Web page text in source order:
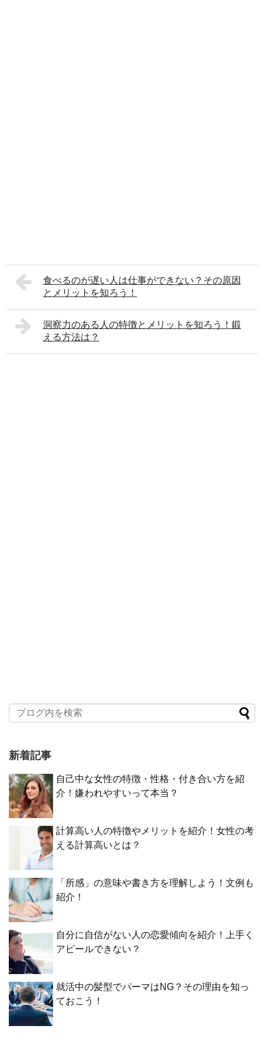
食べるのが遅い人は仕事ができない？その原因
とメリットを知ろう！
洞察力のある人の特徴とメリットを知ろう！鍛
える方法は？
新着記事
自己中な女性の特徴・性格・付き合い方を紹
介！嫌われやすいって本当？
計算高い人の特徴やメリットを紹介！女性の考
える計算高いとは？
「所感」の意味や書き方を理解しよう！文例も
紹介！
自分に自信がない人の恋愛傾向を紹介！上手く
アピールできない？
就活中の髪型でパーマはNG？その理由を知っ
ておこう！